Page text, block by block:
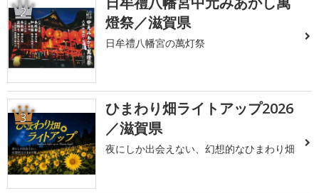
2
燈祭／滋賀県
日牟禮八幡宮の萬灯祭
3
ひまわり畑ライトアップ2026
／滋賀県
夜にしか出会えない、幻想的なひまわり畑